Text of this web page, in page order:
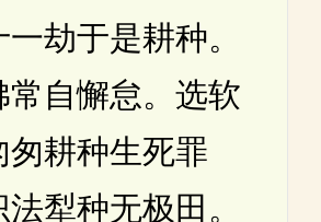
劫于是耕种。
常自懈怠。选软
匆耕种生死罪
犁种无极田。